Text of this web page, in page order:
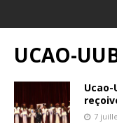
UCAO-
7